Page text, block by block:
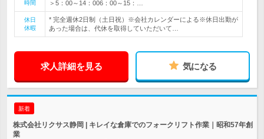
時間
＞5：00～14：006：00～15：…
休日
休暇
* 完全週休2日制（土日祝）※会社カレンダーによる※休日出勤が
あった場合は、代休を取得していただいて…
求人詳細を見る 気になる
新着
株式会社リクサス静岡 | キレイな倉庫でのフォークリフト作業｜昭和57年創
業